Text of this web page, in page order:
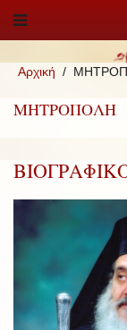
Αρχική
ΜΗΤΡΟΠΟΛΗ